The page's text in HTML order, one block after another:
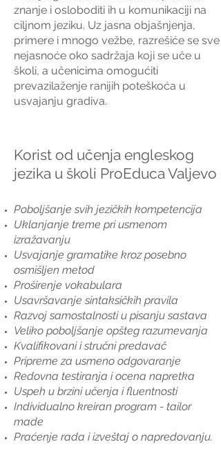
znanje i osloboditi ih u komunikaciji na
ciljnom jeziku. Uz jasna objašnjenja,
primere i mnogo vežbe, razrešiće se sve
nejasnoće oko sadržaja koji se uče u
školi, a učenicima omogućiti
prevazilaženje ranijih poteškoća u
usvajanju gradiva.
Korist od učenja engleskog
jezika u školi ProEduca Valjevo
Poboljšanje svih jezičkih kompetencija
Uklanjanje treme pri usmenom
izražavanju
Usvajanje gramatike kroz posebno
osmišljen metod
Proširenje vokabulara
Usavršavanje sintaksičkih pravila
Razvoj samostalnosti u pisanju sastava
Veliko poboljšanje opšteg razumevanja
Kvalifikovani i stručni predavač
Pripreme za usmeno odgovaranje
Redovna testiranja i ocena napretka
Uspeh u brzini učenja i fluentnosti
Individualno kreiran program - tailor
made
Praćenje rada i izveštaj o napredovanju.